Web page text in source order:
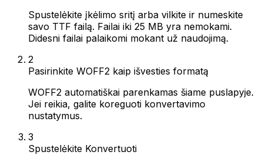
Spustelėkite įkėlimo sritį arba vilkite ir numeskite
savo TTF failą. Failai iki 25 MB yra nemokami.
Didesni failai palaikomi mokant už naudojimą.
2
Pasirinkite WOFF2 kaip išvesties formatą
WOFF2 automatiškai parenkamas šiame puslapyje.
Jei reikia, galite koreguoti konvertavimo
nustatymus.
3
Spustelėkite Konvertuoti